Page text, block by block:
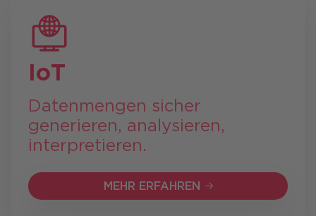
IoT
Datenmengen sicher
generieren, analysieren,
interpretieren.
MEHR ERFAHREN
MEHR ERFAHREN